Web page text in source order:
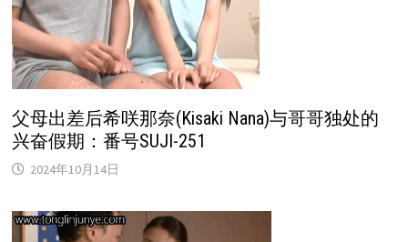
父母出差后希咲那奈(Kisaki Nana)与哥哥独处的
兴奋假期：番号SUJI-251
2024年10月14日